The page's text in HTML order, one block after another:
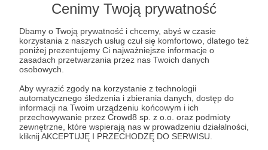
Cenimy Twoją prywatność
Dbamy o Twoją prywatność i chcemy, abyś w czasie
korzystania z naszych usług czuł się komfortowo, dlatego też
poniżej prezentujemy Ci najważniejsze informacje o
zasadach przetwarzania przez nas Twoich danych
osobowych.
Aby wyrazić zgody na korzystanie z technologii
automatycznego śledzenia i zbierania danych, dostęp do
informacji na Twoim urządzeniu końcowym i ich
przechowywanie przez Crowd8 sp. z o.o. oraz podmioty
zewnętrzne, które wspierają nas w prowadzeniu działalności,
kliknij AKCEPTUJĘ I PRZECHODZĘ DO SERWISU.
Galeria mediów
Promowani autorzy
Liga Superbohaterów